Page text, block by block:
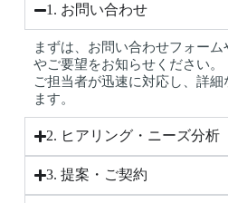
1. お問い合わせ
まずは、お問い合わせフォー
やご要望をお知らせください。
ご担当者が迅速に対応し、詳
ます。
2. ヒアリング・ニーズ分析
3. 提案・ご契約